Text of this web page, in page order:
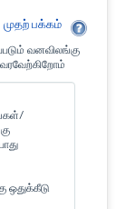
முதற் பக்கம்
வனவிலங்கு
ஒதுக்கீடு